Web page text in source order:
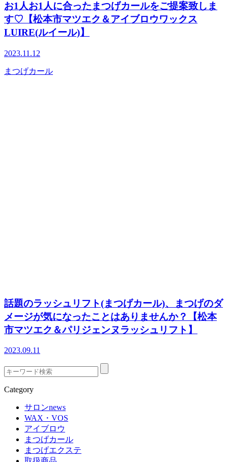
お1人お1人に合ったまつげカールをご提案致しま
す♡【松本市マツエク＆アイブロウワックス
LUIRE(ルイール)】
2023.11.12
まつげカール
話題のラッシュリフト(まつげカール)、まつげのダ
メージが気になったことはありませんか？【松本
市マツエク＆パリジェンヌラッシュリフト】
2023.09.11
Category
サロンnews
WAX・VOS
アイブロウ
まつげカール
まつげエクステ